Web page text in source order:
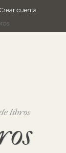
Crear cuenta
libros